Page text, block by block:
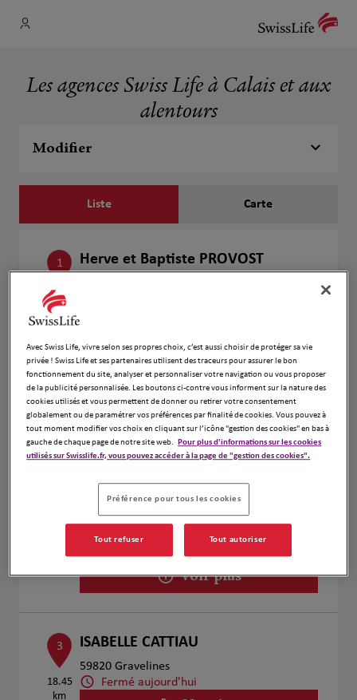
Les agences Swiss Life à Calais et aux
alentours
Modifier
Liste Carte
1
977 m
Herve et Baptiste PROVOST
Numéro
Voir plus
2 Herve et Baptiste PROVOST
Fermé aujourd'hui
Ouvert sur rdv 09:00 - 12:00
Numéro
Voir plus
3
18.45
km
ISABELLE CATTIAU
59820 Gravelines
Fermé aujourd'hui
Avec Swiss Life, vivre selon ses propres choix, c’est aussi choisir de protéger sa vie
privée ! Swiss Life et ses partenaires utilisent des traceurs pour assurer le bon
fonctionnement du site, analyser et personnaliser votre navigation ou vous proposer
de la publicité personnalisée. Les boutons ci-contre vous informent sur la nature des
cookies utilisés et vous permettent de donner ou retirer votre consentement
globalement ou de paramétrer vos préférences par finalité de cookies. Vous pouvez à
tout moment modifier vos choix en cliquant sur l’icône "gestion des cookies" en bas à
gauche de chaque page de notre site web. Pour plus d'informations sur les cookies
utilisés sur Swisslife.fr, vous pouvez accéder à la page de "gestion des cookies".
Préférence pour tous les cookies
Tout refuser Tout autoriser